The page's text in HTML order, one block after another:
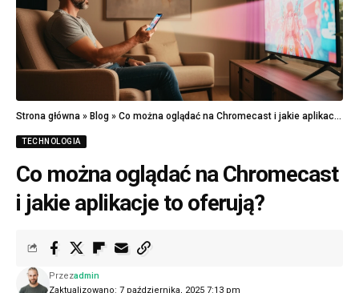
Strona główna » Blog » Co można oglądać na Chromecast i jakie aplikacje to oferują?
TECHNOLOGIA
Co można oglądać na Chromecast
i jakie aplikacje to oferują?
Zaktualizowano: 7 października, 2025 7:13 pm
Przezadmin